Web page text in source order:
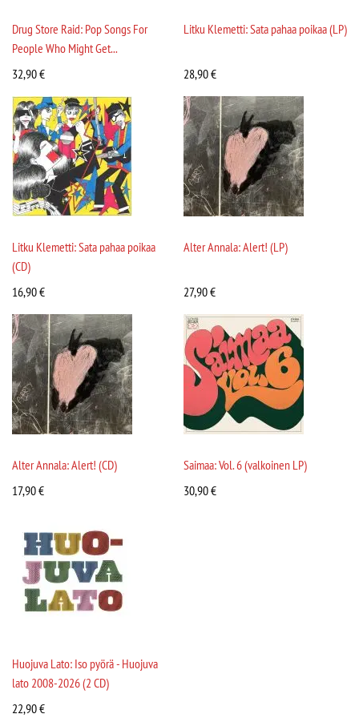
Drug Store Raid: Pop Songs For
People Who Might Get...
32,90€
Litku Klemetti: Sata pahaa poikaa (LP)
28,90€
Litku Klemetti: Sata pahaa poikaa
(CD)
16,90€
Alter Annala: Alert! (LP)
27,90€
Alter Annala: Alert! (CD)
17,90€
Saimaa: Vol. 6 (valkoinen LP)
30,90€
Huojuva Lato: Iso pyörä - Huojuva
lato 2008-2026 (2 CD)
22,90€